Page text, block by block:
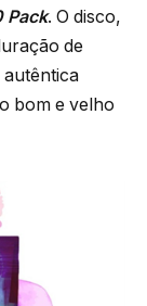
Pack. O disco,
de
bom e velho